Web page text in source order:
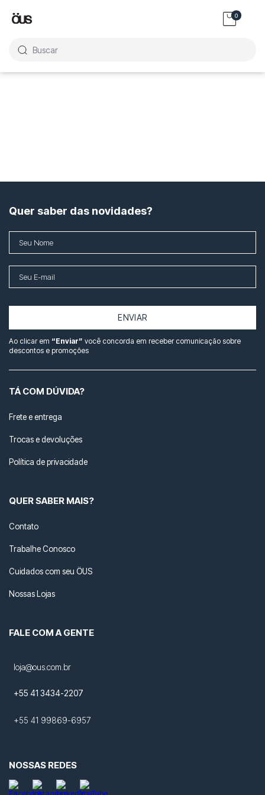
0
Quer saber das novidades?
ENVIAR
Ao clicar em “Enviar” você concorda em receber comunicação sobre
descontos e promoções
TÁ COM DÚVIDA?
Frete e entrega
Trocas e devoluções
Política de privacidade
QUER SABER MAIS?
Contato
Trabalhe Conosco
Cuidados com seu ÖUS
Nossas Lojas
FALE COM A GENTE
loja@ous.com.br
+55 41 3434-2207
+55 41 99869-6957
NOSSAS REDES